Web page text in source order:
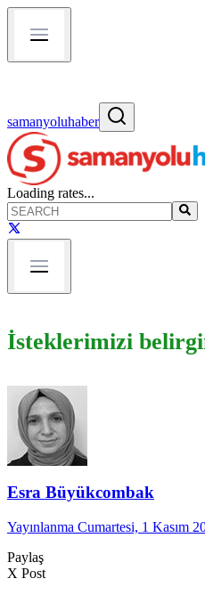
samanyoluhaber
Loading rates...
İsteklerimizi
Esra Büyükcombak
Yayınlanma Cumartesi, 1 Kasım
Paylaş
X Post